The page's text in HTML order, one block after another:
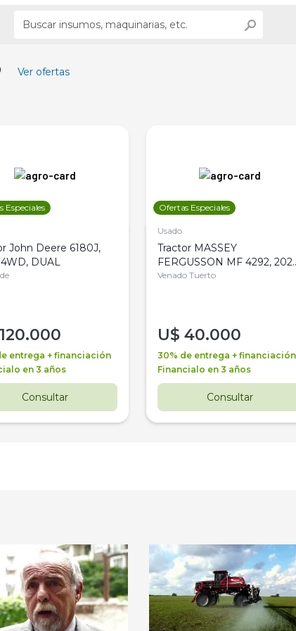
Ver ofertas
Especiales
John Deere 6180J,
DUAL
120.000
entrega + financiación
en 3 años
Consultar
Ofertas Especiales
Usado
Tractor MASSEY
FERGUSSON MF 4292,
4WD, PATON
Venado Tuerto
U$ 40.000
30% de entrega + financiación
Financialo en 3 años
Consultar